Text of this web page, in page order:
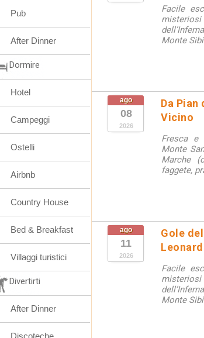
Facile
misteriosi
Monte
ago
08
2026
Da
Vicino
Fresca e
Monte
Marche
faggete,
ago
11
2026
Gole
Facile
misteriosi
Monte
Pub
After Dinner
Dormire
Hotel
Campeggi
Ostelli
Airbnb
Country House
Bed & Breakfast
Villaggi turistici
Divertirti
After Dinner
Discoteche